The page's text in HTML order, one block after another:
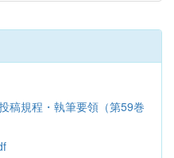
稿規程・執筆要領（第59巻